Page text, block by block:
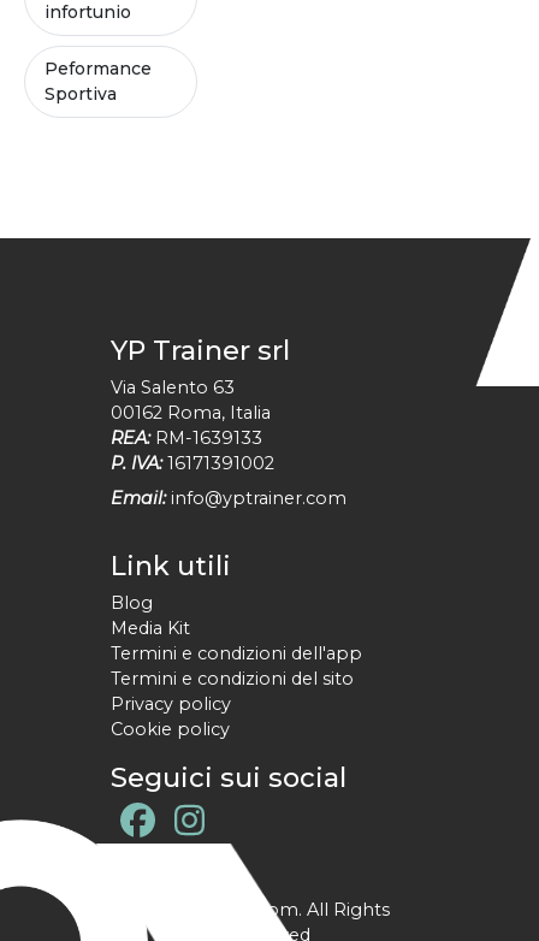
infortunio
Peformance
Sportiva
YP Trainer srl
Via Salento 63
00162 Roma, Italia
REA: RM-1639133
P. IVA: 16171391002
Email: info@yptrainer.com
Link utili
Blog
Media Kit
Termini e condizioni dell'app
Termini e condizioni del sito
Privacy policy
Cookie policy
Seguici sui social
@ YPtrainer.com. All Rights
Reserved